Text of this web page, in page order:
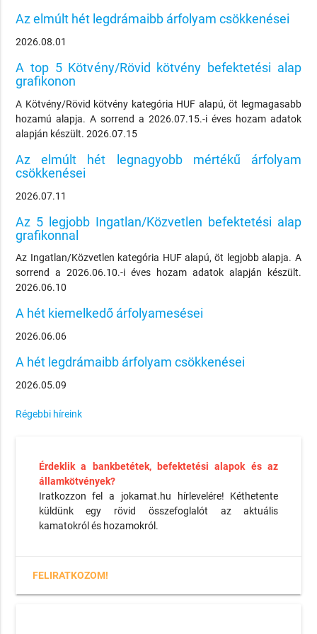
Az elmúlt hét legdrámaibb árfolyam csökkenései
2026.08.01
A top 5 Kötvény/Rövid kötvény befektetési alap
grafikonon
A Kötvény/Rövid kötvény kategória HUF alapú, öt legmagasabb
hozamú alapja. A sorrend a 2026.07.15.-i éves hozam adatok
alapján készült. 2026.07.15
Az elmúlt hét legnagyobb mértékű árfolyam
csökkenései
2026.07.11
Az 5 legjobb Ingatlan/Közvetlen befektetési alap
grafikonnal
Az Ingatlan/Közvetlen kategória HUF alapú, öt legjobb alapja. A
sorrend a 2026.06.10.-i éves hozam adatok alapján készült.
2026.06.10
A hét kiemelkedő árfolyamesései
2026.06.06
A hét legdrámaibb árfolyam csökkenései
2026.05.09
Régebbi híreink
Érdeklik a bankbetétek, befektetési alapok és az
államkötvények?
Iratkozzon fel a jokamat.hu hírlevelére! Kéthetente
küldünk egy rövid összefoglalót az aktuális
kamatokról és hozamokról.
FELIRATKOZOM!